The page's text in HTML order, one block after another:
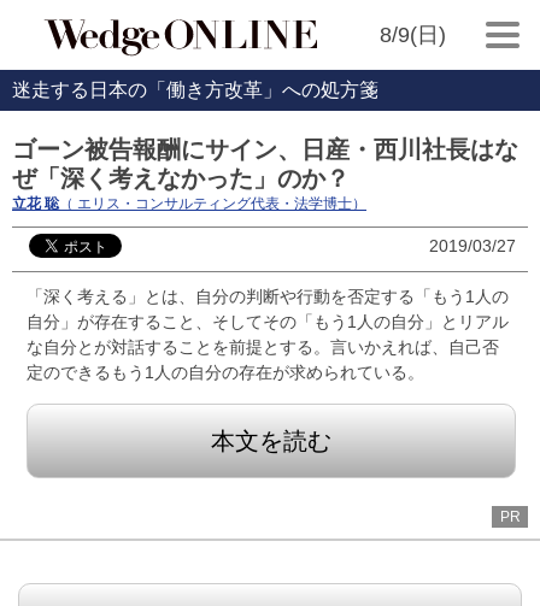
8/9(日)
迷走する日本の「働き方改革」への処方箋
ゴーン被告報酬にサイン、日産・西川社長はな
ぜ「深く考えなかった」のか？
立花 聡 （ エリス・コンサルティング代表・法学博士）
2019/03/27
「深く考える」とは、自分の判断や行動を否定する「もう1人の
自分」が存在すること、そしてその「もう1人の自分」とリアル
な自分とが対話することを前提とする。言いかえれば、自己否
定のできるもう1人の自分の存在が求められている。
本文を読む
PR